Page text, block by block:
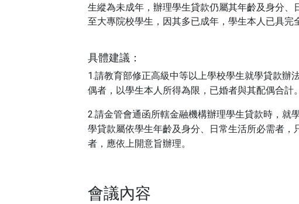
生縱為未成年，辦理學生貸款仍屬其年齡及身分
至大專院校學生，因其多已成年，學生本人已具完
具體建議：
1.請教育部修正高級中等以上學校學生就學貸款
偶者，以學生本人所得為限，已婚者與其配偶合計。
2.請金管會通函所轄金融機構辦理學生貸款時，就
學貸款屬依學生年齡及身分、日常生活所必需者
者，應依上開意旨辦理。
會議內容